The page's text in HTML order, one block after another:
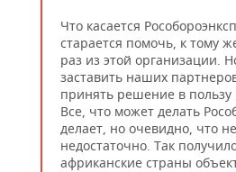
Что касается
старается помочь, к тому
раз из этой организации.
заставить наших
принять решение в пользу
Все, что может делать
делает, но очевидно, что
недостаточно. Так
африканские страны